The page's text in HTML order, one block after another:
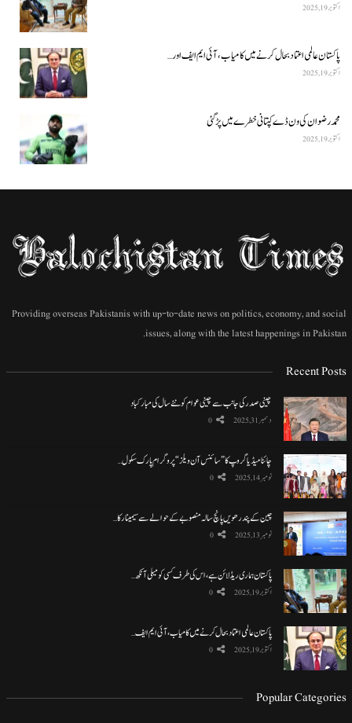
اکتوبر 19, 2025
پاکستان عالمی اعتماد بحال کرنے میں کامیاب، آئی ایم ایف اور…
اکتوبر 19, 2025
محمد رضوان کی ون ڈے کپتانی خطرے میں پڑ گئی
اکتوبر 19, 2025
Providing overseas Pakistanis with up-to-date news on politics, economy, and social
issues, along with the latest happenings in Pakistan.
Recent Posts
چینی صدر کی جانب سے چینی عوام کو نئے سال کی مبارکباد
دسمبر 31, 2025 0
چائنا میڈیا گروپ کا ”سائنس آن ویلز“ پروگرام پارک سکول…
نومبر 14, 2025 0
چین کے پندرھویں پانچ سالہ منصوبے کے حوالے سے سیمینار کا…
نومبر 13, 2025 0
پاکستان ہماری ریڈ لائن ہے، اس کی طرف کسی کو میلی آنکھ…
اکتوبر 19, 2025 0
پاکستان عالمی اعتماد بحال کرنے میں کامیاب، آئی ایم ایف…
اکتوبر 19, 2025 0
Popular Categories